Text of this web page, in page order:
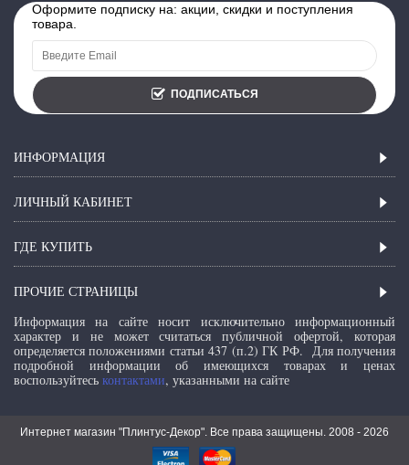
Оформите подписку на: акции, скидки и поступления
товара.
ПОДПИСАТЬСЯ
ИНФОРМАЦИЯ
ЛИЧНЫЙ КАБИНЕТ
ГДЕ КУПИТЬ
ПРОЧИЕ СТРАНИЦЫ
Информация на сайте носит исключительно информационный
характер и не может считаться публичной офертой, которая
определяется положениями статьи 437 (п.2) ГК РФ. Для получения
подробной информации об имеющихся товарах и ценах
воспользуйтесь контактами, указанными на сайте
Интернет магазин "Плинтус-Декор". Все права защищены. 2008 - 2026